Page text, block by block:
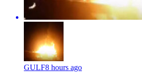
GULF8 hours ago